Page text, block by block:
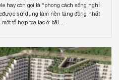
hay còn gọi là “phong cách sống nghỉ
sử dụng làm nền tảng đồng nhất
tổ hợp toạ lạc ở bãi...